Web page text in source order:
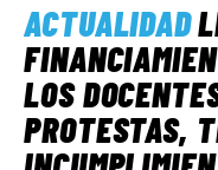
ACTUALIDAD
LOS
PROTESTAS,